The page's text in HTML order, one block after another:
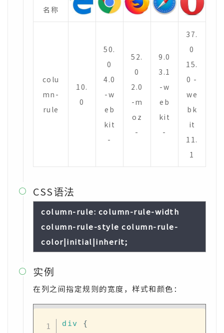
名称
colu
mn-
rule
10.
0
50.
0
4.0
-w
eb
kit
-
52.
0
2.0
-m
oz
-
9.0
3.1
-w
eb
kit
-
37.
0
15.
0 -
we
bk
it
11.
1
 CSS语法
column-rule: column-rule-width
column-rule-style column-rule-
color|initial|inherit;
 实例
在列之间指定规则的宽度，样式和颜色：
div
{